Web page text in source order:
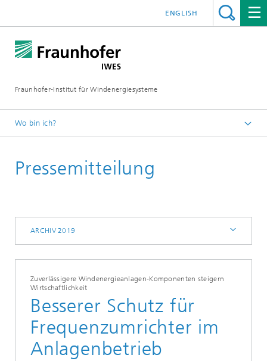
Fraunhofer-Institut für Windenergiesysteme
ENGLISH
Wo bin ich?
Presse | Medien
Pressemitteilung
ARCHIV 2019
Zuverlässigere Windenergieanlagen-Komponenten steigern
Wirtschaftlichkeit
Besserer Schutz für
Frequenzumrichter im
Anlagenbetrieb